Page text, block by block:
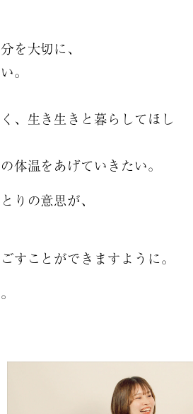
を大切に、
。
、生き生きと暮らしてほし
体温をあげていきたい。
りの意思が、
すことができますように。